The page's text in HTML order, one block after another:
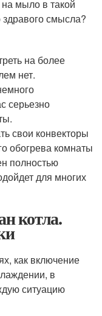
мыло в такой
здравого смысла?
на более
нет.
серьезно
свои конвекторы
обогрева комнаты
полностью
для многих
котла.
как включение
в
ситуацию